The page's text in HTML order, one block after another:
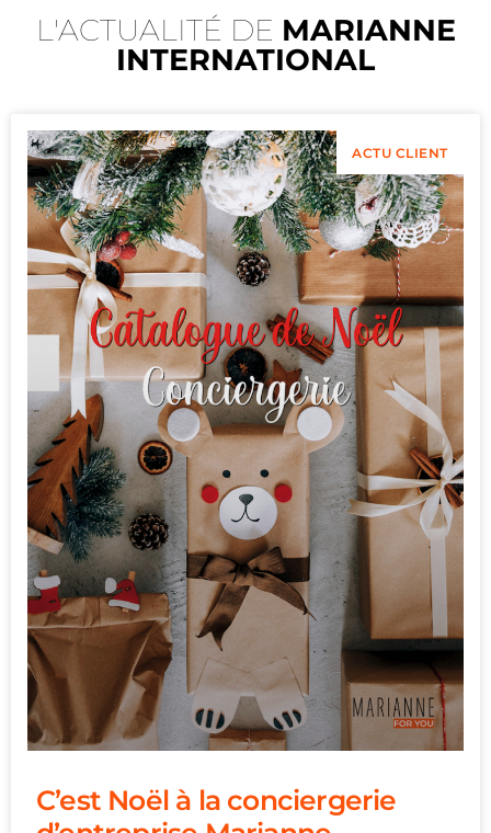
L'ACTUALITÉ DE MARIANNE
INTERNATIONAL
ACTU CLIENT
C’est Noël à la conciergerie